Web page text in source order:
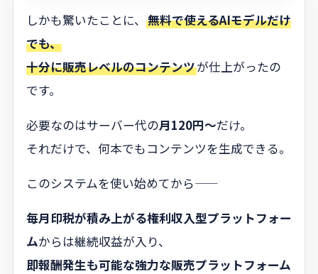
しかも驚いたことに、 無料で使えるAIモデルだけ
でも、
十分に販売レベルのコンテンツが仕上がったの
です。
必要なのはサーバー代の月120円〜だけ。
それだけで、何本でもコンテンツを生成できる。
このシステムを使い始めてから——
毎月印税が積み上がる権利収入型プラットフォー
ムからは継続収益が入り、
即報酬発生も可能な強力な販売プラットフォーム